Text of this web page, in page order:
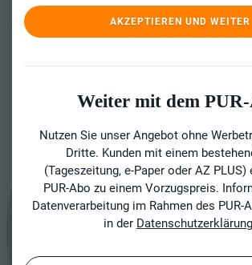
AKZEPTIEREN UND WEITER
Weiter mit dem
Nutzen Sie unser Angebot ohne
Dritte. Kunden mit einem
(Tageszeitung, e-Paper oder AZ PLUS)
PUR-Abo zu einem Vorzugspreis.
Datenverarbeitung im Rahmen des PUR-
in der Datenschutzerklärung